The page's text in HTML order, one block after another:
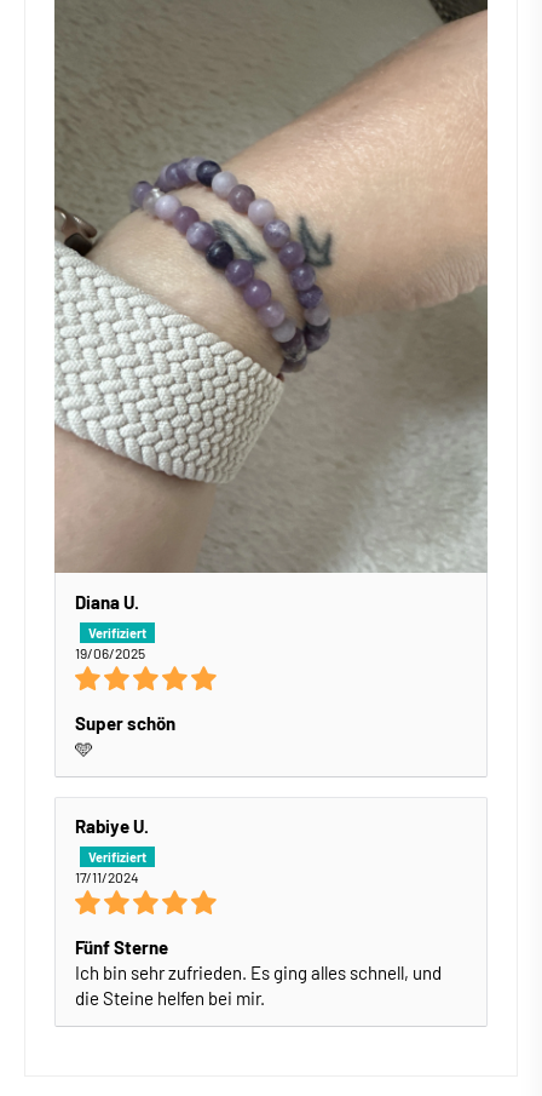
Diana U.
19/06/2025
Super schön
🩵
Rabiye U.
17/11/2024
Fünf Sterne
Ich bin sehr zufrieden. Es ging alles schnell, und
die Steine helfen bei mir.